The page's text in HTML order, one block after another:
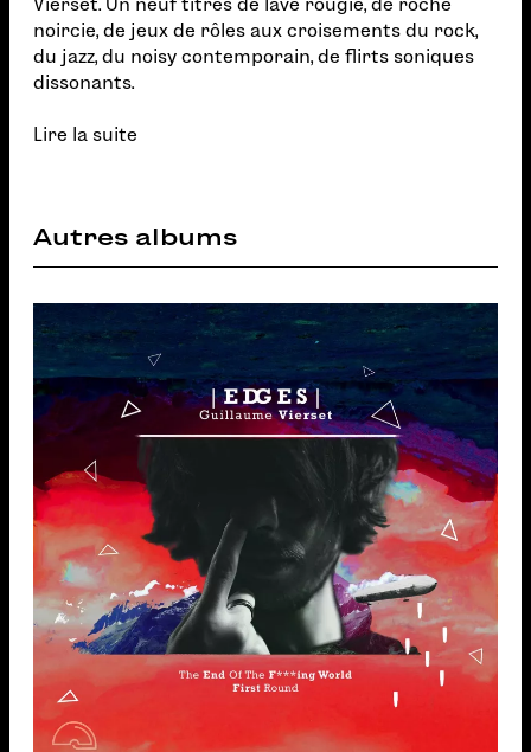
Vierset. Un neuf titres de lave rougie, de roche
noircie, de jeux de rôles aux croisements du rock,
du jazz, du noisy contemporain, de flirts soniques
dissonants.
Lire la suite
Autres albums